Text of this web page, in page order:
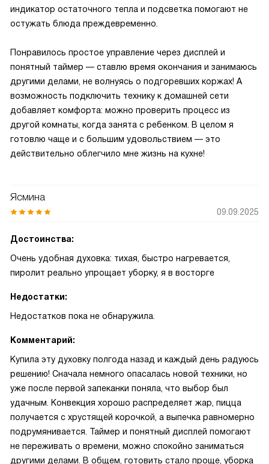
индикатор остаточного тепла и подсветка помогают не
остужать блюда преждевременно.
Понравилось простое управление через дисплей и
понятный таймер — ставлю время окончания и занимаюсь
другими делами, не волнуясь о подгоревших коржах! А
возможность подключить технику к домашней сети
добавляет комфорта: можно проверить процесс из
другой комнаты, когда занята с ребенком. В целом я
готовлю чаще и с большим удовольствием — это
действительно облегчило мне жизнь на кухне!
Ясмина
09.09.2025
Достоинства:
Очень удобная духовка: тихая, быстро нагревается,
пиролит реально упрощает уборку, я в восторге
Недостатки:
Недостатков пока не обнаружила.
Комментарий:
Купила эту духовку полгода назад и каждый день радуюсь
решению! Сначала немного опасалась новой техники, но
уже после первой запеканки поняла, что выбор был
удачным. Конвекция хорошо распределяет жар, пицца
получается с хрустящей корочкой, а выпечка равномерно
подрумянивается. Таймер и понятный дисплей помогают
не переживать о времени, можно спокойно заниматься
другими делами. В общем, готовить стало проще, уборка